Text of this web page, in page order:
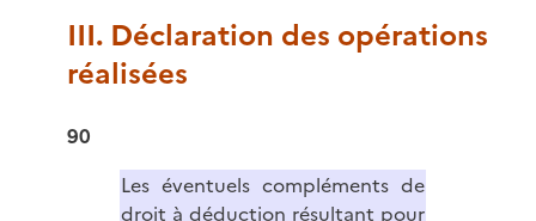
III. Déclaration des opérations
réalisées
90
Les éventuels compléments de
droit à déduction résultant pour